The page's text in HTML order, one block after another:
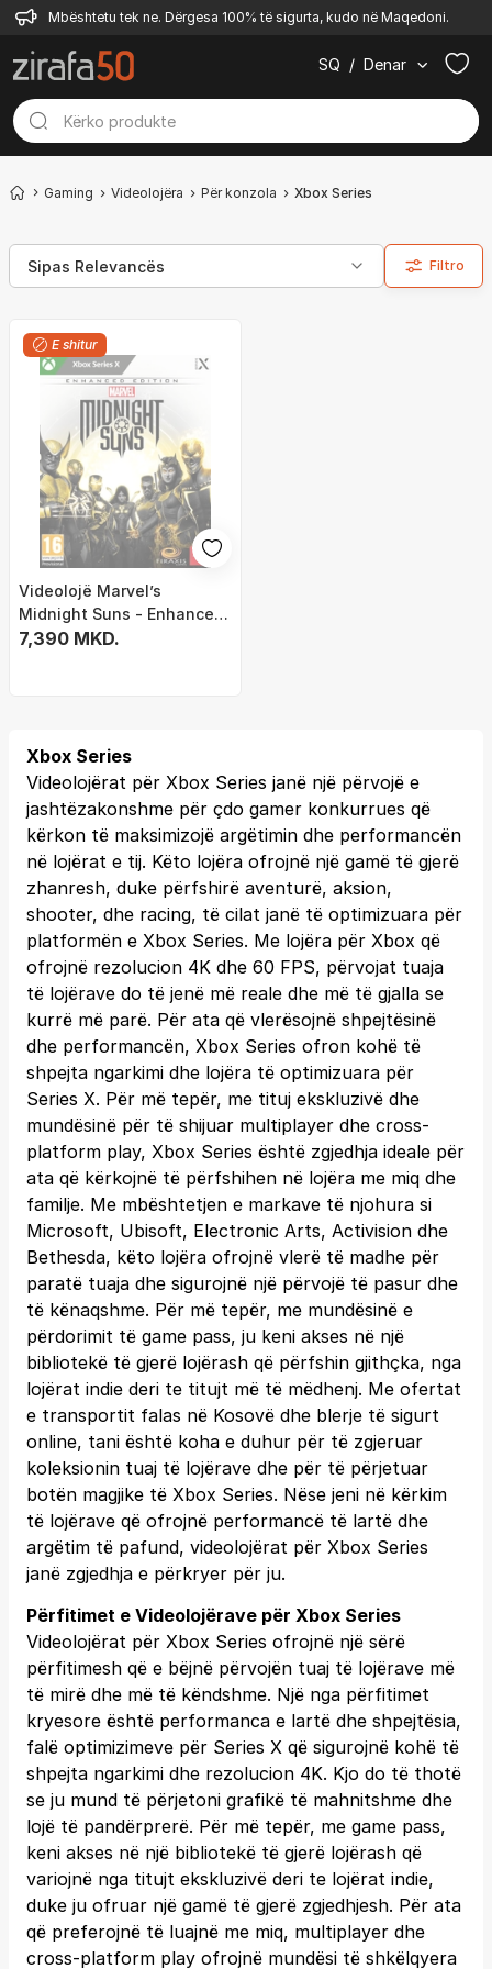
Mbështetu tek ne. Dërgesa 100% të sigurta, kudo në Maqedoni.
SQ / Denar
Gaming Videolojëra Për konzola Xbox Series
Filtro
E shitur
Videolojë Marvel’s
Midnight Suns - Enhanced
Edition (Xbox Series X)
7,390 MKD.
Xbox Series
Videolojërat për Xbox Series janë një përvojë e
jashtëzakonshme për çdo gamer konkurrues që
kërkon të maksimizojë argëtimin dhe performancën
në lojërat e tij. Këto lojëra ofrojnë një gamë të gjerë
zhanresh, duke përfshirë aventurë, aksion,
shooter, dhe racing, të cilat janë të optimizuara për
platformën e Xbox Series. Me lojëra për Xbox që
ofrojnë rezolucion 4K dhe 60 FPS, përvojat tuaja
të lojërave do të jenë më reale dhe më të gjalla se
kurrë më parë. Për ata që vlerësojnë shpejtësinë
dhe performancën, Xbox Series ofron kohë të
shpejta ngarkimi dhe lojëra të optimizuara për
Series X. Për më tepër, me tituj ekskluzivë dhe
mundësinë për të shijuar multiplayer dhe cross-
platform play, Xbox Series është zgjedhja ideale për
ata që kërkojnë të përfshihen në lojëra me miq dhe
familje. Me mbështetjen e markave të njohura si
Microsoft, Ubisoft, Electronic Arts, Activision dhe
Bethesda, këto lojëra ofrojnë vlerë të madhe për
paratë tuaja dhe sigurojnë një përvojë të pasur dhe
të kënaqshme. Për më tepër, me mundësinë e
përdorimit të game pass, ju keni akses në një
bibliotekë të gjerë lojërash që përfshin gjithçka, nga
lojërat indie deri te titujt më të mëdhenj. Me ofertat
e transportit falas në Kosovë dhe blerje të sigurt
online, tani është koha e duhur për të zgjeruar
koleksionin tuaj të lojërave dhe për të përjetuar
botën magjike të Xbox Series. Nëse jeni në kërkim
të lojërave që ofrojnë performancë të lartë dhe
argëtim të pafund, videolojërat për Xbox Series
janë zgjedhja e përkryer për ju.
Përfitimet e Videolojërave për Xbox Series
Videolojërat për Xbox Series ofrojnë një sërë
përfitimesh që e bëjnë përvojën tuaj të lojërave më
të mirë dhe më të këndshme. Një nga përfitimet
kryesore është performanca e lartë dhe shpejtësia,
falë optimizimeve për Series X që sigurojnë kohë të
shpejta ngarkimi dhe rezolucion 4K. Kjo do të thotë
se ju mund të përjetoni grafikë të mahnitshme dhe
lojë të pandërprerë. Për më tepër, me game pass,
keni akses në një bibliotekë të gjerë lojërash që
variojnë nga titujt ekskluzivë deri te lojërat indie,
duke ju ofruar një gamë të gjerë zgjedhjesh. Për ata
që preferojnë të luajnë me miq, multiplayer dhe
cross-platform play ofrojnë mundësi të shkëlqyera